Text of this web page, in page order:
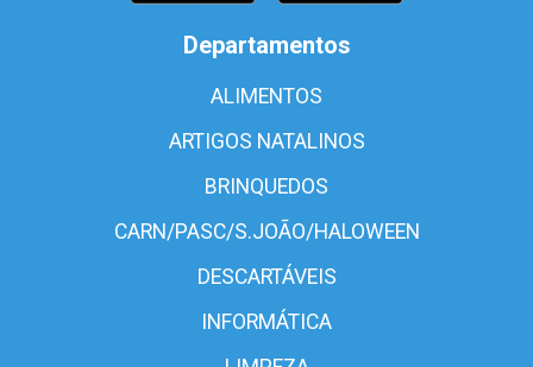
Departamentos
ALIMENTOS
ARTIGOS NATALINOS
BRINQUEDOS
CARN/PASC/S.JOÃO/HALOWEEN
DESCARTÁVEIS
INFORMÁTICA